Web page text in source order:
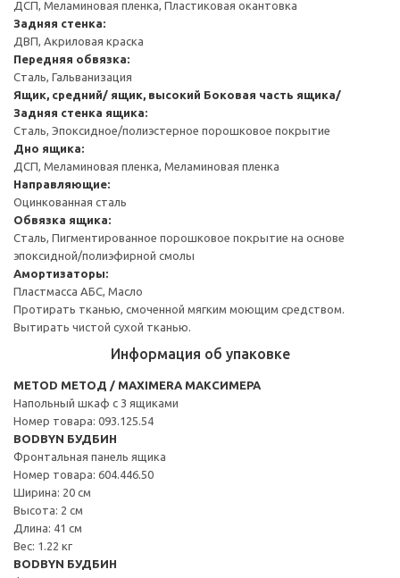
ДСП, Меламиновая пленка, Пластиковая окантовка
Задняя стенка:
ДВП, Акриловая краска
Передняя обвязка:
Сталь, Гальванизация
Ящик, средний/ ящик, высокий Боковая часть ящика/
Задняя стенка ящика:
Сталь, Эпоксидное/полиэстерное порошковое покрытие
Дно ящика:
ДСП, Меламиновая пленка, Меламиновая пленка
Направляющие:
Оцинкованная сталь
Обвязка ящика:
Сталь, Пигментированное порошковое покрытие на основе
эпоксидной/полиэфирной смолы
Амортизаторы:
Пластмасса АБС, Масло
Протирать тканью, смоченной мягким моющим средством.
Вытирать чистой сухой тканью.
Информация об упаковке
METOD МЕТОД / MAXIMERA МАКСИМЕРА
Напольный шкаф с 3 ящиками
Номер товара: 093.125.54
BODBYN БУДБИН
Фронтальная панель ящика
Номер товара: 604.446.50
Ширина: 20 см
Высота: 2 см
Длина: 41 см
Вес: 1.22 кг
BODBYN БУДБИН